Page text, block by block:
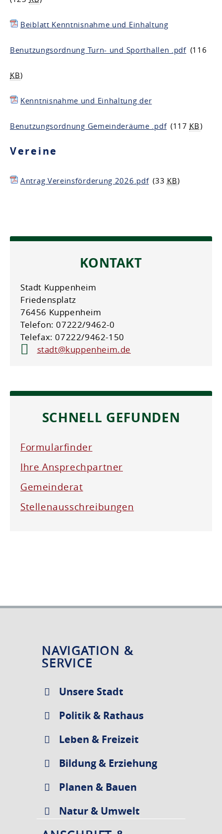
Beiblatt Kenntnisnahme und Einhaltung
Benutzungsordnung Turn- und Sporthallen .pdf (116
KB)
Kenntnisnahme und Einhaltung der
Benutzungsordnung Gemeinderäume .pdf (117 KB)
Vereine
Antrag Vereinsförderung 2026.pdf (33 KB)
KONTAKT
Stadt Kuppenheim
Friedensplatz
76456 Kuppenheim
Telefon: 07222/9462-0
Telefax: 07222/9462-150
stadt@kuppenheim.de
SCHNELL GEFUNDEN
Formularfinder
Ihre Ansprechpartner
Gemeinderat
Stellenausschreibungen
NAVIGATION &
SERVICE
Unsere Stadt
Politik & Rathaus
Leben & Freizeit
Bildung & Erziehung
Planen & Bauen
Natur & Umwelt